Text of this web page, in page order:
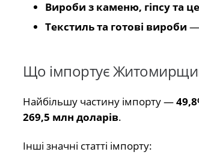
Вироби з каменю, гіпсу та
Текстиль та готові вироби —
Що імпортує
Найбільшу частину імпорту —
269,5 млн доларів.
Інші значні статті імпорту: